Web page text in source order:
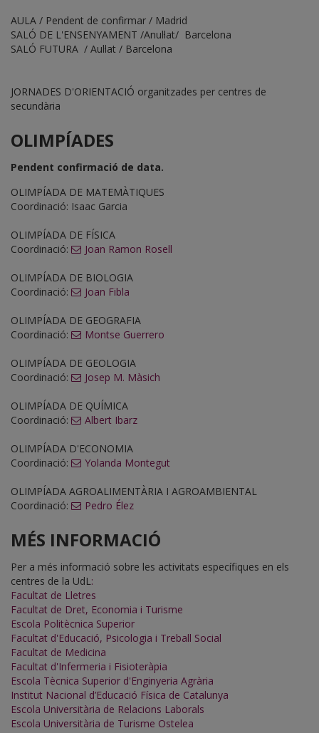
AULA / Pendent de confirmar / Madrid
SALÓ DE L'ENSENYAMENT /Anul·lat/ Barcelona
SALÓ FUTURA / Aul·lat / Barcelona
JORNADES D'ORIENTACIÓ organitzades per centres de
secundària
OLIMPÍADES
Pendent confirmació de data.
OLIMPÍADA DE MATEMÀTIQUES
Coordinació: Isaac Garcia
OLIMPÍADA DE FÍSICA
Coordinació:
Joan Ramon Rosell
OLIMPÍADA DE BIOLOGIA
Coordinació:
Joan Fibla
OLIMPÍADA DE GEOGRAFIA
Coordinació:
Montse Guerrero
OLIMPÍADA DE GEOLOGIA
Coordinació:
Josep M. Màsich
OLIMPÍADA DE QUÍMICA
Coordinació:
Albert Ibarz
OLIMPÍADA D'ECONOMIA
Coordinació:
Yolanda Montegut
OLIMPÍADA AGROALIMENTÀRIA I AGROAMBIENTAL
Coordinació:
Pedro Élez
MÉS INFORMACIÓ
Per a més informació sobre les activitats específiques en els
centres de la UdL:
Facultat de Lletres
Facultat de Dret, Economia i Turisme
Escola Politècnica Superior
Facultat d'Educació, Psicologia i Treball Social
Facultat de Medicina
Facultat d'Infermeria i Fisioteràpia
Escola Tècnica Superior d'Enginyeria Agrària
Institut Nacional d’Educació Física de Catalunya
Escola Universitària de Relacions Laborals
Escola Universitària de Turisme Ostelea